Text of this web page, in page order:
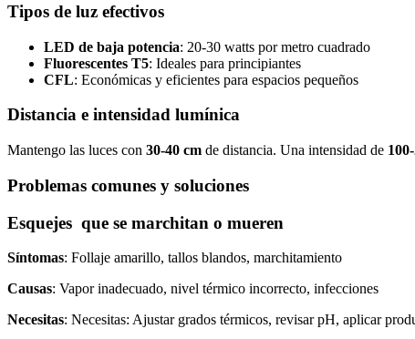
Tipos de luz efectivos
LED de baja potencia: 20-30 watts por metro cuadrado
Fluorescentes T5: Ideales para principiantes
CFL: Económicas y eficientes para espacios pequeños
Distancia e intensidad lumínica
Mantengo las luces con 30-40 cm de distancia. Una intensidad de
Problemas comunes y soluciones
Esquejes que se marchitan o mueren
Síntomas: Follaje amarillo, tallos blandos, marchitamiento
Causas: Vapor inadecuado, nivel térmico incorrecto, infecciones
Necesitas: Necesitas: Ajustar grados térmicos, revisar pH, aplicar